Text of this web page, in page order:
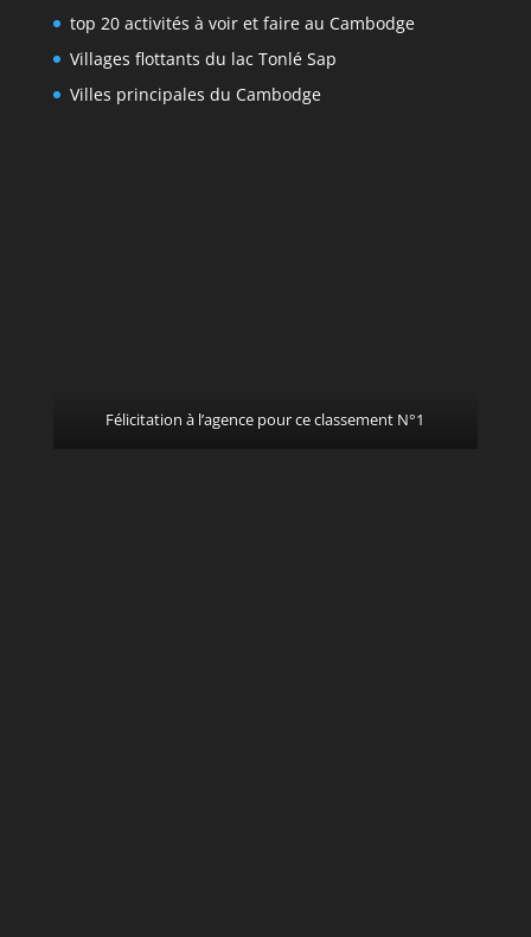
top 20 activités à voir et faire au Cambodge
Villages flottants du lac Tonlé Sap
Villes principales du Cambodge
Félicitation à l’agence pour ce classement N°1